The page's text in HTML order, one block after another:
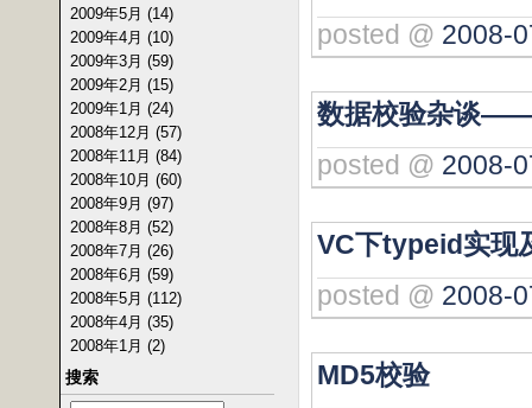
2009年5月 (14)
2009年4月 (10)
2009年3月 (59)
2009年2月 (15)
2009年1月 (24)
2008年12月 (57)
2008年11月 (84)
2008年10月 (60)
2008年9月 (97)
2008年8月 (52)
2008年7月 (26)
2008年6月 (59)
2008年5月 (112)
2008年4月 (35)
2008年1月 (2)
搜索
posted @ 2008-
数据校验杂谈
posted @ 2008-
VC下typeid实现
posted @ 2008-
MD5校验